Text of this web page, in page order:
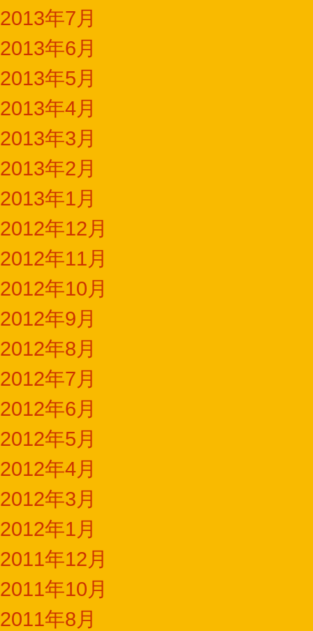
2013年7月
2013年6月
2013年5月
2013年4月
2013年3月
2013年2月
2013年1月
2012年12月
2012年11月
2012年10月
2012年9月
2012年8月
2012年7月
2012年6月
2012年5月
2012年4月
2012年3月
2012年1月
2011年12月
2011年10月
2011年8月